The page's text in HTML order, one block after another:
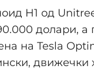
H1 од
долари, а
на Tesla